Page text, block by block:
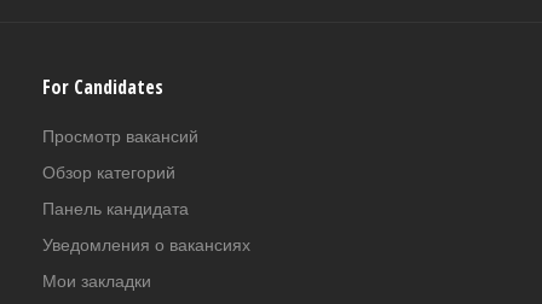
For Candidates
Просмотр вакансий
Обзор категорий
Панель кандидата
Уведомления о вакансиях
Мои закладки